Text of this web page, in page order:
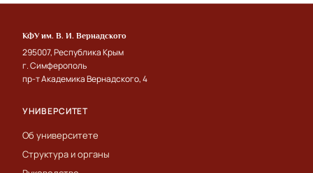
КФУ им. В. И. Вернадского
295007, Республика Крым
г. Симферополь
пр-т Академика Вернадского, 4
УНИВЕРСИТЕТ
Об университете
Структура и органы